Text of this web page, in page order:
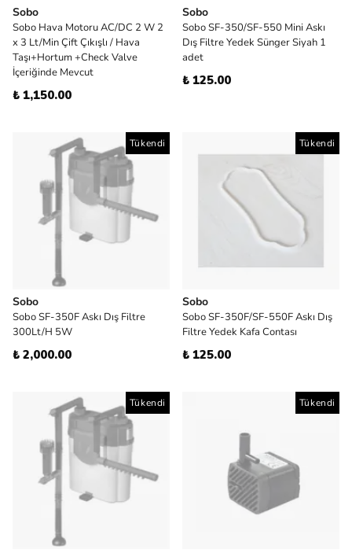
Sobo
Sobo Hava Motoru AC/DC 2 W 2
x 3 Lt/Min Çift Çıkışlı / Hava
Taşı+Hortum +Check Valve
İçeriğinde Mevcut
₺ 1,150.00
Sobo
Sobo SF-350/SF-550 Mini Askı
Dış Filtre Yedek Sünger Siyah 1
adet
₺ 125.00
Tükendi
Sobo
Sobo SF-350F Askı Dış Filtre
300Lt/H 5W
₺ 2,000.00
Tükendi
Sobo
Sobo SF-350F/SF-550F Askı Dış
Filtre Yedek Kafa Contası
₺ 125.00
Tükendi Tükendi